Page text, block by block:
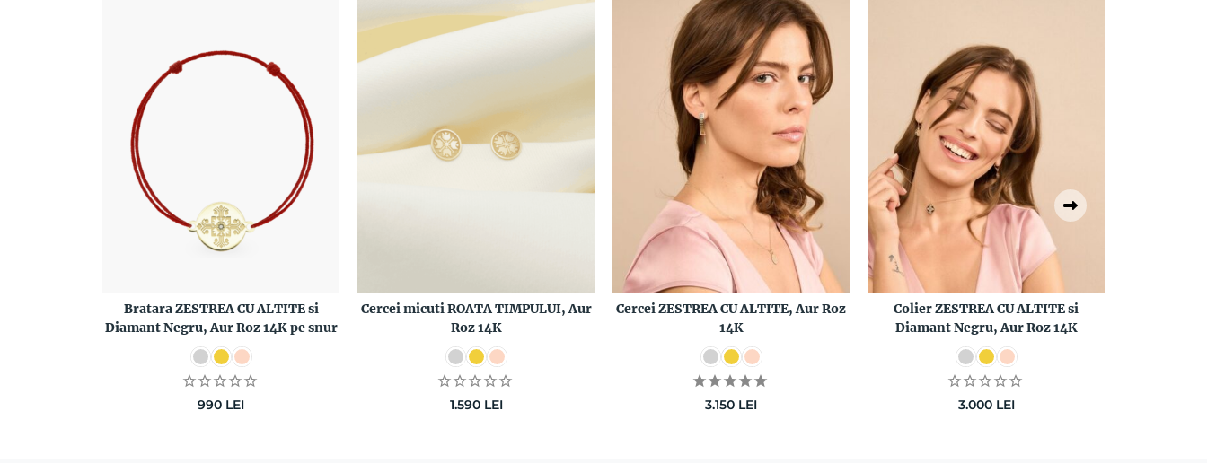
Bratara ZESTREA CU ALTITE si
Diamant Negru, Aur Roz 14K pe snur
990 LEI
Cercei micuti ROATA TIMPULUI, Aur
Roz 14K
1.590 LEI
Cercei ZESTREA CU ALTITE, Aur Roz
14K
3.150 LEI
Colier ZESTREA CU ALTITE si
Diamant Negru, Aur Roz 14K
3.000 LEI